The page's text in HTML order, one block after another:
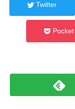
Twitter
Pocket